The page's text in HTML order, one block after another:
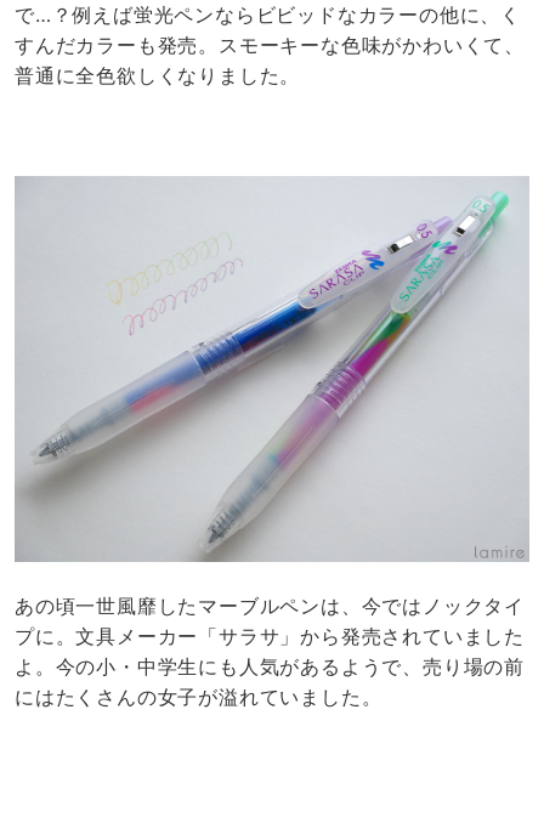
で…？例えば蛍光ペンならビビッドなカラーの他に、く
すんだカラーも発売。スモーキーな色味がかわいくて、
普通に全色欲しくなりました。
あの頃一世風靡したマーブルペンは、今ではノックタイ
プに。文具メーカー「サラサ」から発売されていました
よ。今の小・中学生にも人気があるようで、売り場の前
にはたくさんの女子が溢れていました。